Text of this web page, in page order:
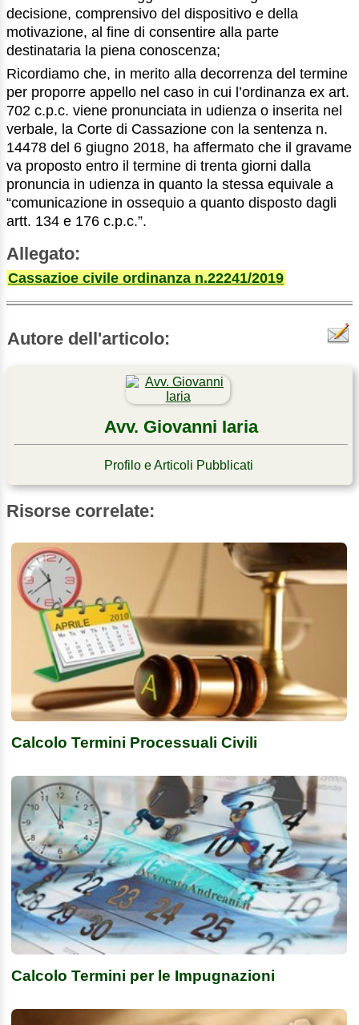
decisione, comprensivo del dispositivo e della
motivazione, al fine di consentire alla parte
destinataria la piena conoscenza;
Ricordiamo che, in merito alla decorrenza del termine
per proporre appello nel caso in cui l’ordinanza ex art.
702 c.p.c. viene pronunciata in udienza o inserita nel
verbale, la Corte di Cassazione con la sentenza n.
14478 del 6 giugno 2018, ha affermato che il gravame
va proposto entro il termine di trenta giorni dalla
pronuncia in udienza in quanto la stessa equivale a
“comunicazione in ossequio a quanto disposto dagli
artt. 134 e 176 c.p.c.”.
Allegato:
Cassazioe civile ordinanza n.22241/2019
Autore dell'articolo:
Avv. Giovanni Iaria
Profilo e Articoli Pubblicati
Risorse correlate:
Calcolo Termini Processuali Civili
Calcolo Termini per le Impugnazioni